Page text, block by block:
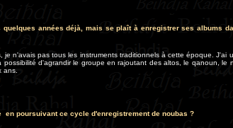
années déjà, mais se plaît à enregistrer ses albums
je n'avais pas tous les instruments traditionnels à cette époque. J'ai
possibilité d'agrandir le groupe en rajoutant des altos, le qanoun, le
ans.
en poursuivant ce cycle d'enregistrement de noubas ?